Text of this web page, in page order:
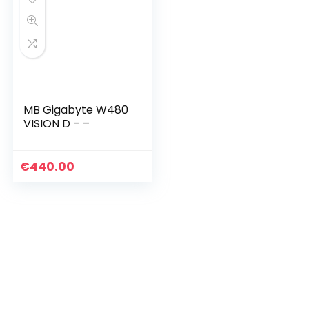
MB Gigabyte W480
VISION D – –
€440.00